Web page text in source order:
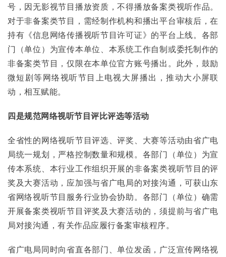
号，因无影视节目播放资质，不得播放备案类视听作品。
对于非备案类节目，需经制作机构和播出平台审核后，在
持有《信息网络传播视听节目许可证》的平台上线。各部
门（单位）为宣传本单位、本系统工作自制或委托制作的
非备案类节目，仅限在本单位官方账号播出。此外，鼓励
微短剧等网络视听节目上电视大屏播出，推动大小屏联
动，相互赋能。
四是规范网络视听节目评比评选等活动
全省性的网络视听节目评选、评奖、大赛等活动由省广电
局统一规划，严格控制数量和规模。各部门（单位）为宣
传本系统、本行业工作组织开展的非备案类视听节目的评
奖及大赛活动，应加强与省广电局的对接沟通，可获山东
省网络视听节目服务行业协会协助。各部门（单位）确需
开展备案类视听节目评奖及大赛活动的，须提前与省广电
局对接沟通，有关作品应履行备案审核程序。
省广电局同时向省直各部门、单位发函，广泛宣传网络视